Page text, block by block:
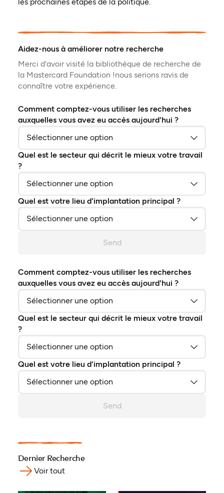
Aidez-nous à améliorer notre recherche
Merci d'avoir visité la bibliothèque de recherche de
la Mastercard Foundation !nous serions ravis de
connaître votre expérience.
Comment comptez-vous utiliser les recherches
auxquelles vous avez eu accès aujourd'hui ?
Quel est le secteur qui décrit le mieux votre travail
?
Quel est votre lieu d'implantation principal ?
Send
Comment comptez-vous utiliser les recherches
auxquelles vous avez eu accès aujourd'hui ?
Quel est le secteur qui décrit le mieux votre travail
?
Quel est votre lieu d'implantation principal ?
Send
Dernier Recherche
Voir tout